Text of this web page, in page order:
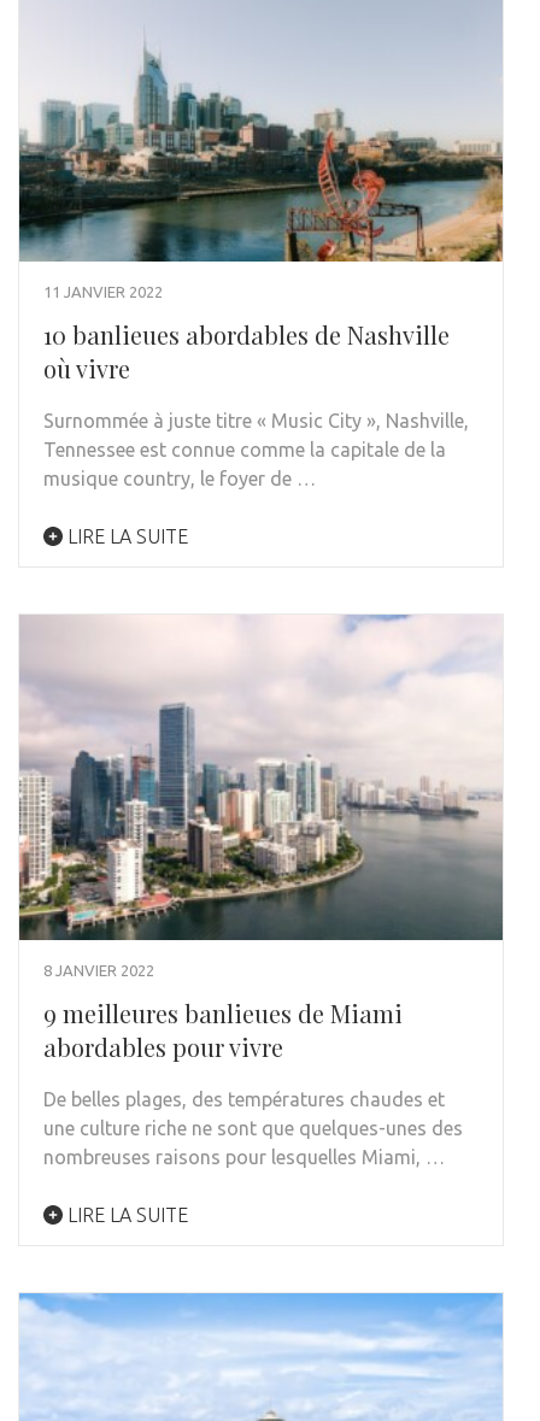
11 JANVIER 2022
10 banlieues abordables de Nashville
où vivre
Surnommée à juste titre « Music City », Nashville,
Tennessee est connue comme la capitale de la
musique country, le foyer de …
LIRE LA SUITE
8 JANVIER 2022
9 meilleures banlieues de Miami
abordables pour vivre
De belles plages, des températures chaudes et
une culture riche ne sont que quelques-unes des
nombreuses raisons pour lesquelles Miami, …
LIRE LA SUITE